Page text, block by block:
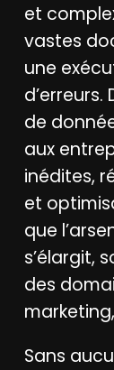
et
vastes
une
de
aux
inédites,
et
que
s’élargit,
des
Sans